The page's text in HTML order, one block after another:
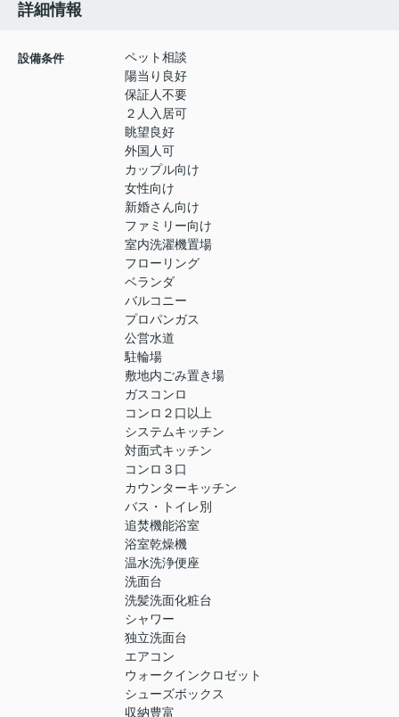
詳細情報
設備条件
ペット相談
陽当り良好
保証人不要
２人入居可
眺望良好
外国人可
カップル向け
女性向け
新婚さん向け
ファミリー向け
室内洗濯機置場
フローリング
ベランダ
バルコニー
プロパンガス
公営水道
駐輪場
敷地内ごみ置き場
ガスコンロ
コンロ２口以上
システムキッチン
対面式キッチン
コンロ３口
カウンターキッチン
バス・トイレ別
追焚機能浴室
浴室乾燥機
温水洗浄便座
洗面台
洗髪洗面化粧台
シャワー
独立洗面台
エアコン
ウォークインクロゼット
シューズボックス
収納豊富